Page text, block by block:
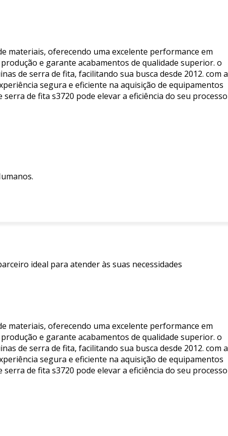
materiais, oferecendo uma excelente performance em
e garante acabamentos de qualidade superior. o
de serra de fita, facilitando sua busca desde 2012. com a
segura e eficiente na aquisição de equipamentos
de fita s3720 pode elevar a eficiência do seu processo
ideal para atender às suas necessidades
materiais, oferecendo uma excelente performance em
e garante acabamentos de qualidade superior. o
de serra de fita, facilitando sua busca desde 2012. com a
segura e eficiente na aquisição de equipamentos
de fita s3720 pode elevar a eficiência do seu processo